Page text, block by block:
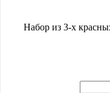
Набор из 3-х